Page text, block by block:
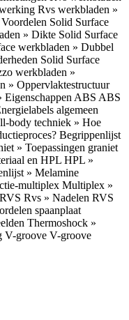
Rvs werkbladen »
Solid Surface
» Dikte Solid Surface
werkbladen » Dubbel
Solid Surface
werkbladen »
» Oppervlaktestructuur
Eigenschappen ABS ABS
algemeen
body techniek » Hoe
Begrippenlijst
» Toepassingen graniet
en HPL HPL »
» Melamine
multiplex Multiplex »
Rvs » Nadelen RVS
spaanplaat
Thermoshock »
V-groove V-groove